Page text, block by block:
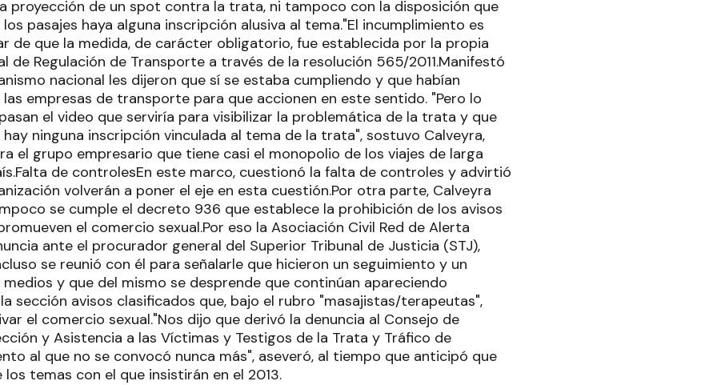
proyección de un spot contra la trata, ni tampoco con la disposición que
pasajes haya alguna inscripción alusiva al tema."El incumplimiento es
de que la medida, de carácter obligatorio, fue establecida por la propia
de Regulación de Transporte a través de la resolución 565/2011.Manifestó
nacional les dijeron que sí se estaba cumpliendo y que habían
empresas de transporte para que accionen en este sentido. "Pero lo
el video que serviría para visibilizar la problemática de la trata y que
ninguna inscripción vinculada al tema de la trata", sostuvo Calveyra,
el grupo empresario que tiene casi el monopolio de los viajes de larga
de controlesEn este marco, cuestionó la falta de controles y advirtió
volverán a poner el eje en esta cuestión.Por otra parte, Calveyra
se cumple el decreto 936 que establece la prohibición de los avisos
el comercio sexual.Por eso la Asociación Civil Red de Alerta
ante el procurador general del Superior Tribunal de Justicia (STJ),
se reunió con él para señalarle que hicieron un seguimiento y un
y que del mismo se desprende que continúan apareciendo
sección avisos clasificados que, bajo el rubro "masajistas/terapeutas",
el comercio sexual."Nos dijo que derivó la denuncia al Consejo de
y Asistencia a las Víctimas y Testigos de la Trata y Tráfico de
al que no se convocó nunca más", aseveró, al tiempo que anticipó que
temas con el que insistirán en el 2013.